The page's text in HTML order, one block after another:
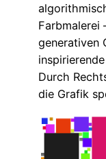
Farbmalerei
generativen
Durch
die Grafik